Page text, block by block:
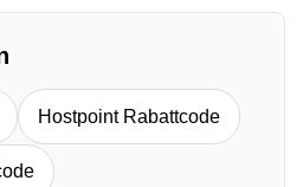
Hostpoint Rabattcode